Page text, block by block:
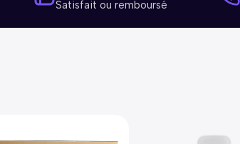
Satisfait ou remboursé